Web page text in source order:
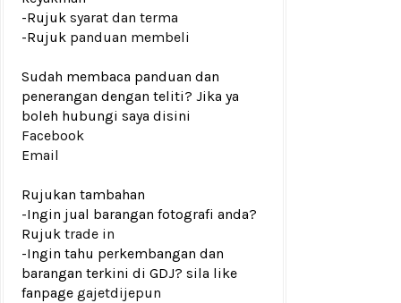
-Rujuk syarat dan terma
-Rujuk panduan membeli
Sudah membaca panduan dan
penerangan dengan teliti? Jika ya
boleh hubungi saya disini
Facebook
Email
Rujukan tambahan
-Ingin jual barangan fotografi anda?
Rujuk trade in
-Ingin tahu perkembangan dan
barangan terkini di GDJ? sila like
fanpage gajetdijepun